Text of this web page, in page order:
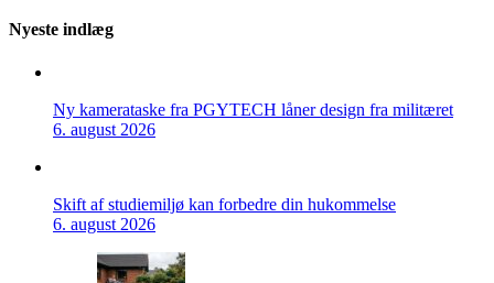
Nyeste indlæg
Ny kamerataske fra PGYTECH låner design fra militæret
6. august 2026
Skift af studiemiljø kan forbedre din hukommelse
6. august 2026